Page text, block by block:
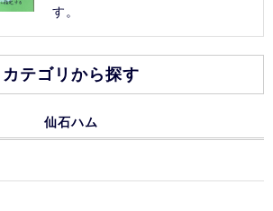
す。
カテゴリから探す
仙石ハム